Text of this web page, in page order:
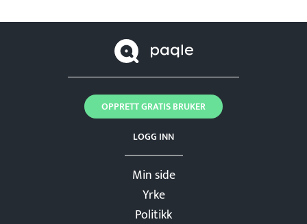
Min side
Yrke
Politikk
LOGG INN
OPPRETT GRATIS BRUKER